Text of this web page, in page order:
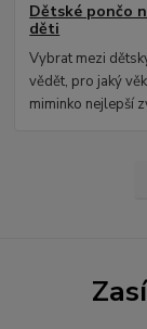
Dětské pončo
děti
Vybrat mezi
vědět, pro jaký
miminko nejlepší